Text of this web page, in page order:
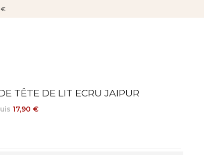
TÊTE DE LIT ECRU JAIPUR
17,90 €